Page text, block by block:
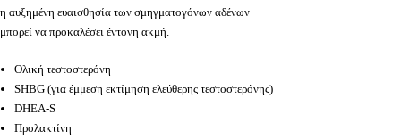
η αυξημένη ευαισθησία των σμηγματογόνων αδένων
μπορεί να προκαλέσει έντονη ακμή.
Ολική τεστοστερόνη
SHBG (για έμμεση εκτίμηση ελεύθερης τεστοστερόνης)
DHEA-S
Προλακτίνη